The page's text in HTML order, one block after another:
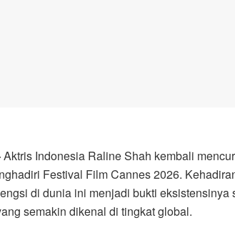
Aktris Indonesia Raline Shah kembali
Festival Film Cannes 2026.
di dunia ini menjadi bukti eksistensinya
semakin dikenal di tingkat global.